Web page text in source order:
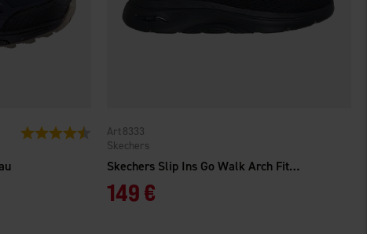
Bewertung: 4.4 von 5 Sternen
Skechers Slip Ins Go Walk Arch Fit 2.0 Kathy Damen Schwarz
Skechers
8333
149 €